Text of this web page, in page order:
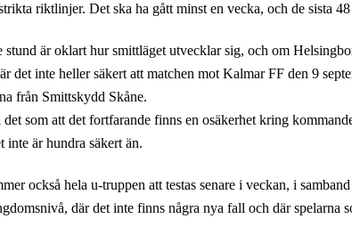
riktlinjer. Det ska ha gått minst en vecka, och de sista
stund är oklart hur smittläget utvecklar sig, och om
det inte heller säkert att matchen mot Kalmar FF den 9
från Smittskydd Skåne.
som att det fortfarande finns en osäkerhet kring
inte är hundra säkert än.
också hela u-truppen att testas senare i veckan, i
där det inte finns några nya fall och där spelarna